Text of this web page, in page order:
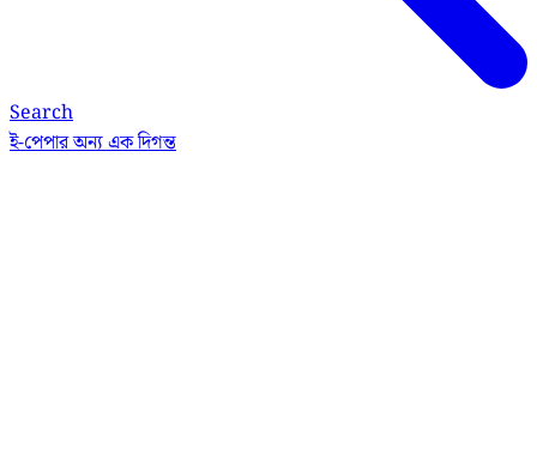
Search
ই-পেপারঅন্য এক দিগন্ত